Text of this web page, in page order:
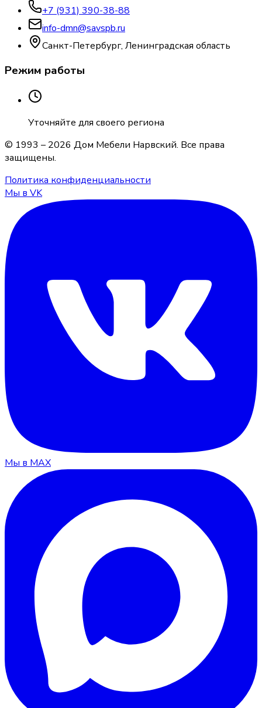
+7 (931) 390-38-88
info-dmn@savspb.ru
Санкт-Петербург, Ленинградская область
Режим работы
Уточняйте для своего региона
© 1993 – 2026 Дом Мебели Нарвский. Все права
защищены.
Политика конфиденциальности
Мы в VK
Мы в MAX